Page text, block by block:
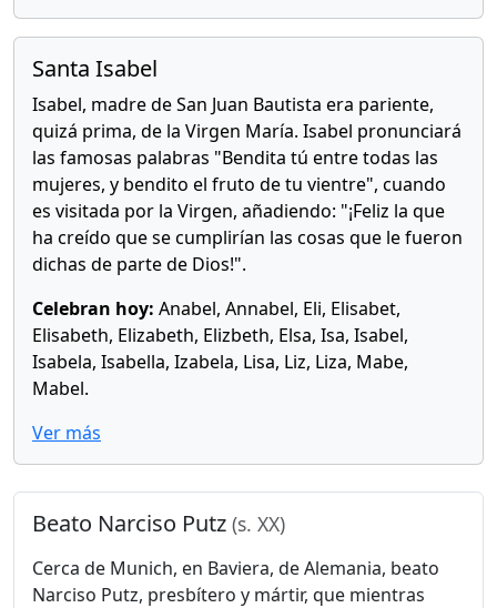
Santa Isabel
Isabel, madre de San Juan Bautista era pariente,
quizá prima, de la Virgen María. Isabel pronunciará
las famosas palabras "Bendita tú entre todas las
mujeres, y bendito el fruto de tu vientre", cuando
es visitada por la Virgen, añadiendo: "¡Feliz la que
ha creído que se cumplirían las cosas que le fueron
dichas de parte de Dios!".
Celebran hoy: Anabel, Annabel, Eli, Elisabet,
Elisabeth, Elizabeth, Elizbeth, Elsa, Isa, Isabel,
Isabela, Isabella, Izabela, Lisa, Liz, Liza, Mabe,
Mabel.
Ver más
Beato Narciso Putz (s. XX)
Cerca de Munich, en Baviera, de Alemania, beato
Narciso Putz, presbítero y mártir, que mientras